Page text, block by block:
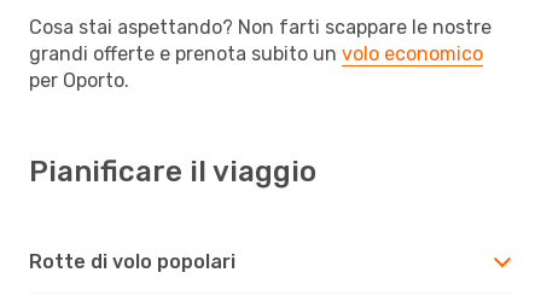
Cosa stai aspettando? Non farti scappare le nostre
grandi offerte e prenota subito un volo economico
per Oporto.
Pianificare il viaggio
Rotte di volo popolari